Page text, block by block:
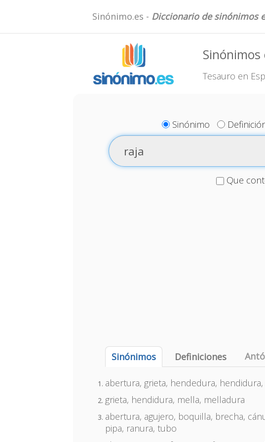
Sinónimo.es - Diccionario de sinónimos
Sinónimos
Tesauro en
Sinónimo
Que
Sinónimos Definiciones
abertura, grieta, hendedura,
grieta, hendidura, mella, melladura
abertura, agujero, boquilla, brecha,
pipa, ranura, tubo